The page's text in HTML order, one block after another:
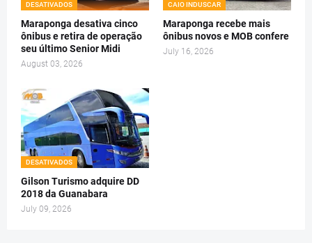
DESATIVADOS
Maraponga desativa cinco
ônibus e retira de operação
seu último Senior Midi
August 03, 2026
CAIO INDUSCAR
Maraponga recebe mais
ônibus novos e MOB confere
July 16, 2026
DESATIVADOS
Gilson Turismo adquire DD
2018 da Guanabara
July 09, 2026